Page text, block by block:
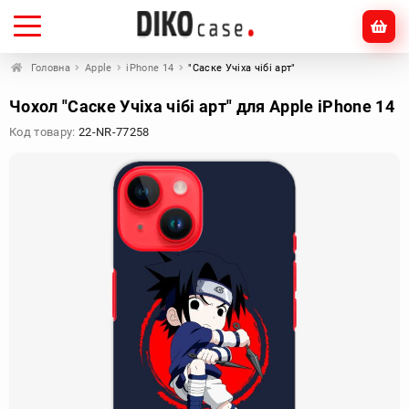
Головна Apple iPhone 14 "Саске Учіха чібі арт"
Чохол "Саске Учіха чібі арт" для Apple iPhone 14
Код товару: 22-NR-77258